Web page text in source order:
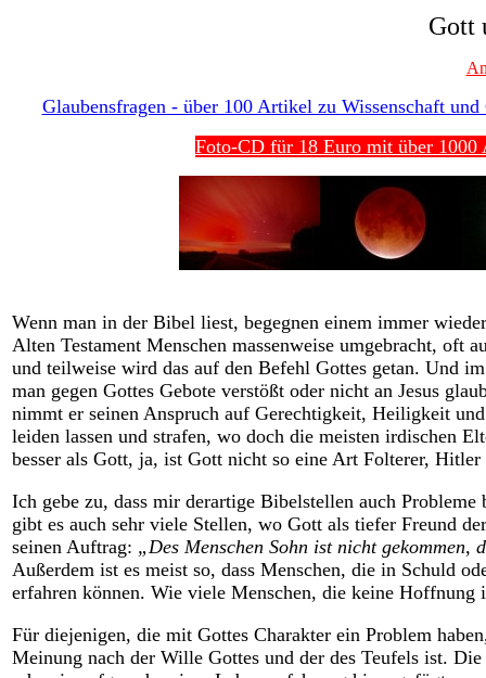
Gott
Glaubensfragen - über 100 Artikel zu Wissenschaft
Foto-CD für 18 Euro mit über
Wenn man in der Bibel liest, begegnen einem immer
Alten Testament Menschen massenweise umgebracht, oft
und teilweise wird das auf den Befehl Gottes getan. Und
man gegen Gottes Gebote verstößt oder nicht an Jesus
nimmt er seinen Anspruch auf Gerechtigkeit, Heiligkeit
leiden lassen und strafen, wo doch die meisten irdischen
besser als Gott, ja, ist Gott nicht so eine Art Folterer, Hitler
Ich gebe zu, dass mir derartige Bibelstellen auch
gibt es auch sehr viele Stellen, wo Gott als tiefer Freund
seinen Auftrag: „Des Menschen Sohn ist nicht gekommen,
Außerdem ist es meist so, dass Menschen, die in Schuld
erfahren können. Wie viele Menschen, die keine Hoffnung
Für diejenigen, die mit Gottes Charakter ein Problem
Meinung nach der Wille Gottes und der des Teufels ist.